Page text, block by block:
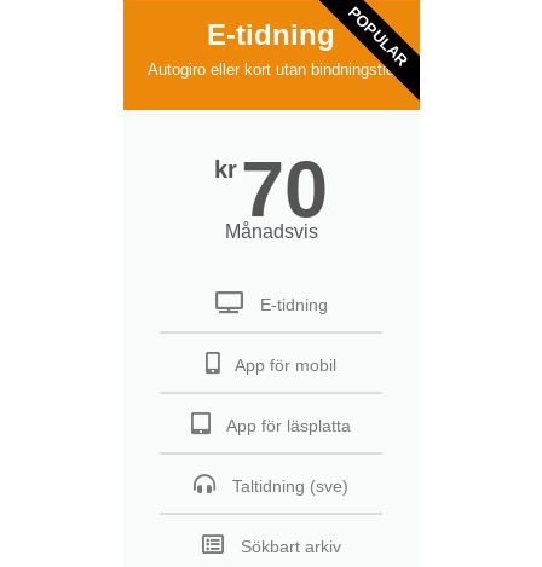
E-tidning
Autogiro eller kort utan bindningstid
kr 70
Månadsvis
E-tidning
App för mobil
App för läsplatta
Taltidning (sve)
Sökbart arkiv
POPULAR